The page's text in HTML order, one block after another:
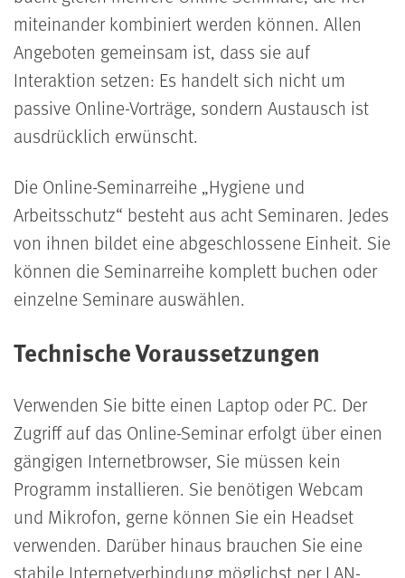
miteinander kombiniert werden können. Allen
Angeboten gemeinsam ist, dass sie auf
Interaktion setzen: Es handelt sich nicht um
passive Online-Vorträge, sondern Austausch ist
ausdrücklich erwünscht.
Die Online-Seminarreihe „Hygiene und
Arbeitsschutz“ besteht aus acht Seminaren. Jedes
von ihnen bildet eine abgeschlossene Einheit. Sie
können die Seminarreihe komplett buchen oder
einzelne Seminare auswählen.
Technische Voraussetzungen
Verwenden Sie bitte einen Laptop oder PC. Der
Zugriff auf das Online-Seminar erfolgt über einen
gängigen Internetbrowser, Sie müssen kein
Programm installieren. Sie benötigen Webcam
und Mikrofon, gerne können Sie ein Headset
verwenden. Darüber hinaus brauchen Sie eine
stabile Internetverbindung möglichst per LAN-